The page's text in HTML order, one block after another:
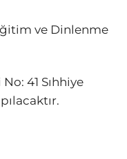
ve Dinlenme
41 Sıhhiye